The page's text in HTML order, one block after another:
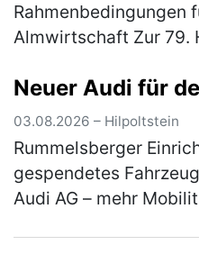
Rahmenbedingungen
Almwirtschaft Zur 79.
Mittwoch (5. August)
Schönbergalmen be…
Neuer Audi für
03.08.2026 – Hilpoltstein
Rummelsberger
gespendetes
Audi AG – mehr